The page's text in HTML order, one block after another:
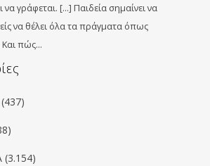
γράφεται. […] Παιδεία σημαίνει να
να θέλει όλα τα πράγματα όπως
Και πώς…
(437)
(3.154)